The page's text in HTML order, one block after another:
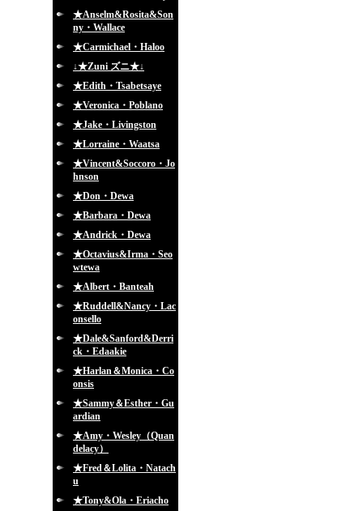
★Anselm&Rosita&Son
ny・Wallace
★Carmichael・Haloo
↓★Zuni ズニ★↓
★Edith・Tsabetsaye
★Veronica・Poblano
★Jake・Livingston
★Lorraine・Waatsa
★Vincent&Soccoro・Jo
hnson
★Don・Dewa
★Barbara・Dewa
★Andrick・Dewa
★Octavius&Irma・Seo
wtewa
★Albert・Banteah
★Ruddell&Nancy・Lac
onsello
★Dale&Sanford&Derri
ck・Edaakie
★Harlan＆Monica・Co
onsis
★Sammy＆Esther・Gu
ardian
★Amy・Wesley（Quan
delacy）
★Fred＆Lolita・Natach
u
★Tony&Ola・Eriacho